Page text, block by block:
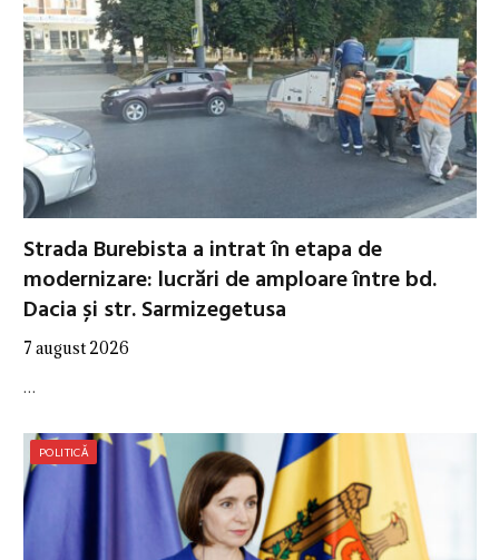
Strada Burebista a intrat în etapa de
modernizare: lucrări de amploare între bd.
Dacia și str. Sarmizegetusa
7 august 2026
…
POLITICĂ